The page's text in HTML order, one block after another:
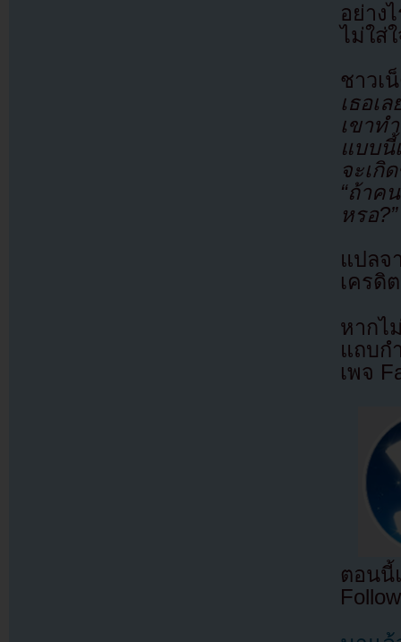
อย่าง
ไม่ใส่
ชาว
เธอเ
เขาท
แบบนี้
จะเกิ
“ถ้าค
หรอ?”
แปล
เครดิ
หากไ
แถบก
เพจ
ตอนนี้